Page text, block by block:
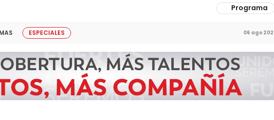
Programa
ESPECIALES 06 ago